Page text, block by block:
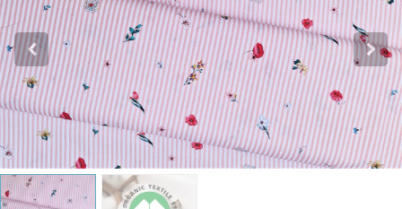
Katoen
Grootverbruik
Tijdpakker stof